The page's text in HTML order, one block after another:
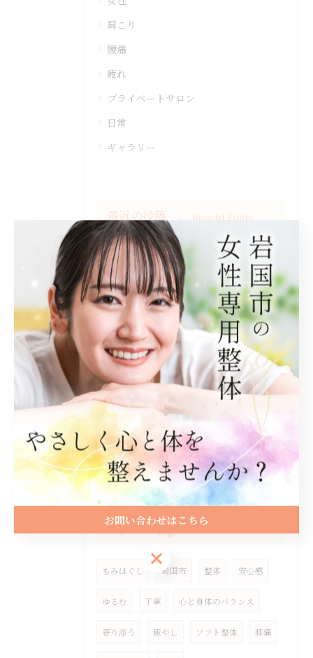
肩こり
腰痛
疲れ
プライベートサロン
日常
ギャラリー
最近の投稿 Recent Posts
2026/07/02
梅雨になると
2026/06/13
飛び入りも大歓迎です。
今日は母の日ですね。
タグ Tags
もみほぐし 岩国市 整体 安心感
ゆるむ 丁寧 心と身体のバランス
寄り添う 癒やし ソフト整体 膝痛
お問い合わせはこちら
お問い合わせはこちら